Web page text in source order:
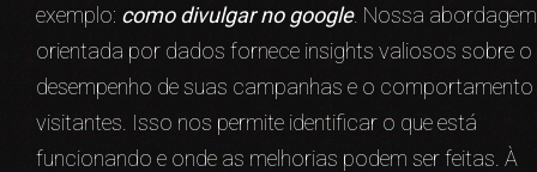
exemplo: como divulgar no google. Nossa abordagem
orientada por dados fornece insights valiosos sobre o
desempenho de suas campanhas e o
visitantes. Isso nos permite identificar o que está
funcionando e onde as melhorias podem ser feitas. À